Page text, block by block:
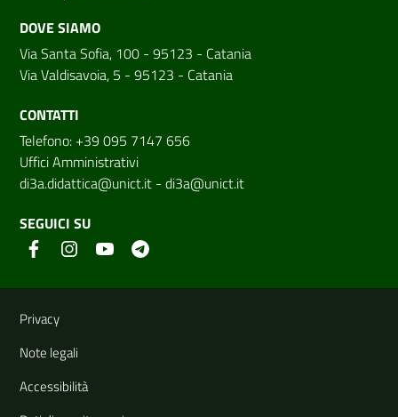
DOVE SIAMO
Via Santa Sofia, 100 - 95123 - Catania
Via Valdisavoia, 5 - 95123 - Catania
CONTATTI
Telefono: +39 095 7147 656
Uffici Amministrativi
di3a.didattica@unict.it - di3a@unict.it
SEGUICI SU
Link e informazioni utili
Privacy
Note legali
Accessibilità